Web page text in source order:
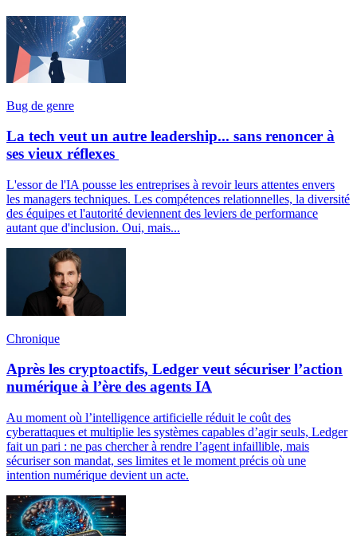
Bug de genre
La tech veut un autre leadership... sans renoncer à
ses vieux réflexes
L'essor de l'IA pousse les entreprises à revoir leurs attentes envers
les managers techniques. Les compétences relationnelles, la diversité
des équipes et l'autorité deviennent des leviers de performance
autant que d'inclusion. Oui, mais...
Chronique
Après les cryptoactifs, Ledger veut sécuriser l’action
numérique à l’ère des agents IA
Au moment où l’intelligence artificielle réduit le coût des
cyberattaques et multiplie les systèmes capables d’agir seuls, Ledger
fait un pari : ne pas chercher à rendre l’agent infaillible, mais
sécuriser son mandat, ses limites et le moment précis où une
intention numérique devient un acte.